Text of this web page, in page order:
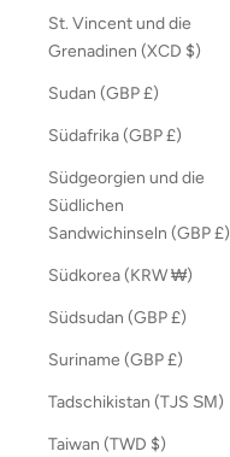
St. Vincent und die
Grenadinen (XCD $)
Sudan (GBP £)
Südafrika (GBP £)
Südgeorgien und die
Südlichen
Sandwichinseln (GBP £)
Südkorea (KRW ₩)
Südsudan (GBP £)
Suriname (GBP £)
Tadschikistan (TJS ЅМ)
Taiwan (TWD $)